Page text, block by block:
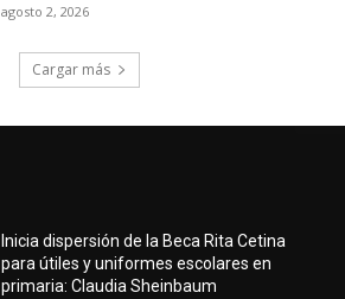
agosto 2, 2026
Cargar más
Inicia dispersión de la Beca Rita Cetina
para útiles y uniformes escolares en
primaria: Claudia Sheinbaum